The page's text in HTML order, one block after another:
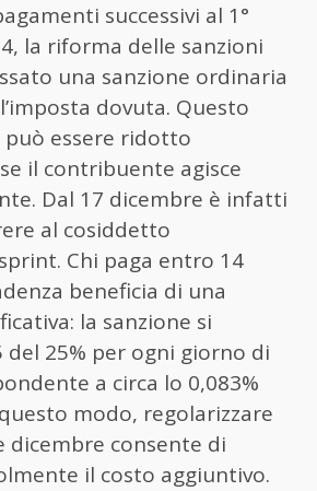
successivi al 1°
la riforma delle sanzioni
una sanzione ordinaria
dovuta. Questo
essere ridotto
il contribuente agisce
Dal 17 dicembre è infatti
al cosiddetto
Chi paga entro 14
beneficia di una
la sanzione si
del 25% per ogni giorno di
a circa lo 0,083%
modo, regolarizzare
dicembre consente di
il costo aggiuntivo.